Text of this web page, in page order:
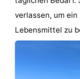
Radfahren
Wandern
verlassen, um
Lebensmittel zu